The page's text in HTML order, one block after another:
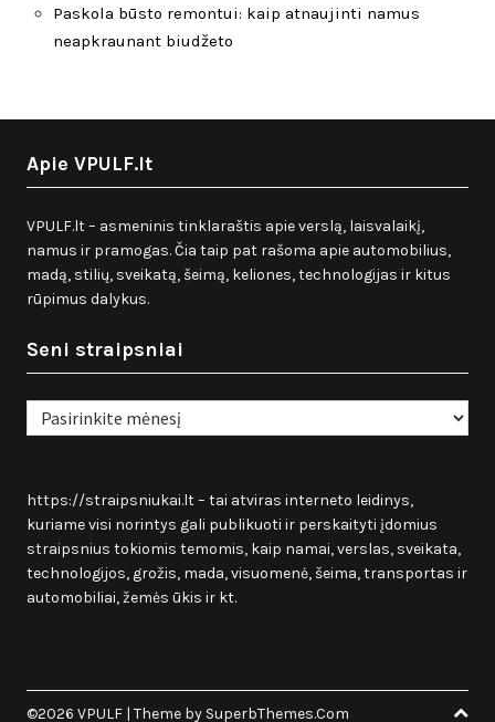
Paskola būsto remontui: kaip atnaujinti namus
neapkraunant biudžeto
Apie VPULF.lt
VPULF.lt – asmeninis tinklaraštis apie verslą, laisvalaikį,
namus ir pramogas. Čia taip pat rašoma apie automobilius,
madą, stilių, sveikatą, šeimą, keliones, technologijas ir kitus
rūpimus dalykus.
Seni straipsniai
Seni
straipsniai
https://straipsniukai.lt– tai atviras interneto leidinys,
kuriame visi norintys gali publikuoti ir perskaityti įdomius
straipsnius tokiomis temomis, kaip namai, verslas, sveikata,
technologijos, grožis, mada, visuomenė, šeima, transportas ir
automobiliai, žemės ūkis ir kt.
©2026 VPULF | Theme by SuperbThemes.Com